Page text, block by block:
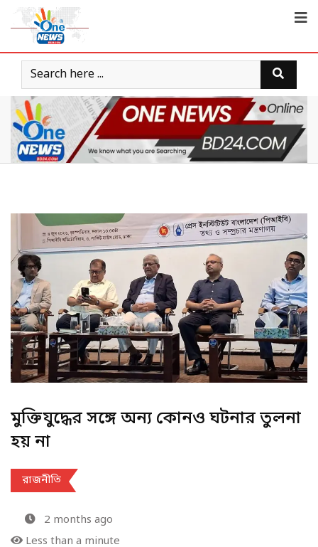
মুক্তিযুদ্ধের সঙ্গে অন্য কোনও ঘটনার তুলনা
হয় না
রাজনীতি
2 months ago
Less than a minute